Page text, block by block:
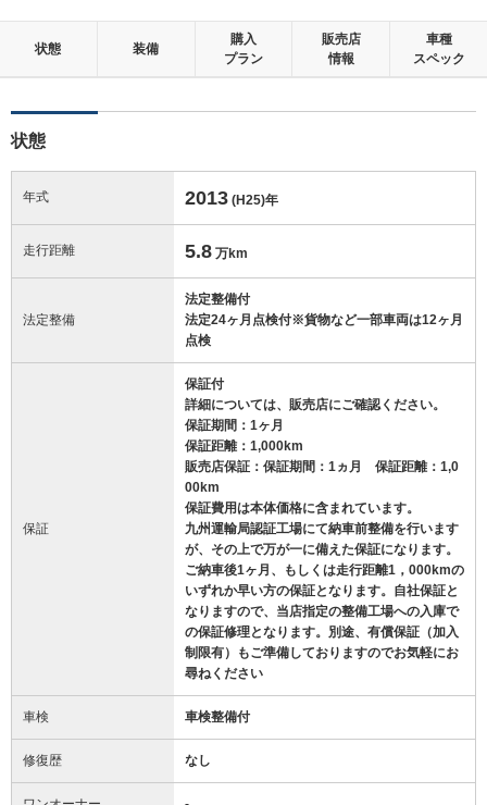
状態 装備
購入
プラン
販売店
情報
車種
スペック
状態
年式 2013 (H25)年
走行距離 5.8 万km
法定整備
法定整備付
法定24ヶ月点検付※貨物など一部車両は12ヶ月
点検
保証
保証付
詳細については、販売店にご確認ください。
保証期間：1ヶ月
保証距離：1,000km
販売店保証：保証期間：1ヵ月 保証距離：1,0
00km
保証費用は本体価格に含まれています。
九州運輸局認証工場にて納車前整備を行います
が、その上で万が一に備えた保証になります。
ご納車後1ヶ月、もしくは走行距離1，000kmの
いずれか早い方の保証となります。自社保証と
なりますので、当店指定の整備工場への入庫で
の保証修理となります。別途、有償保証（加入
制限有）もご準備しておりますのでお気軽にお
尋ねください
車検 車検整備付
修復歴 なし